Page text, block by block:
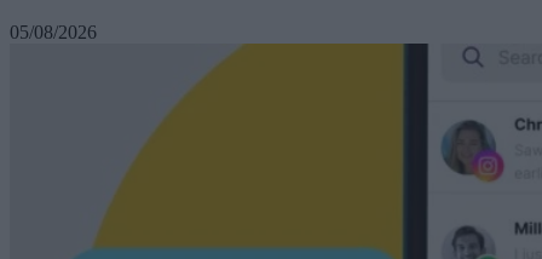
05/08/2026